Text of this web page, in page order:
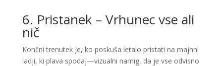
6. Pristanek – Vrhunec vse ali
nič
Končni trenutek je, ko poskuša letalo pristati na majhni
ladji, ki plava spodaj—vizualni namig, da je vse odvisno